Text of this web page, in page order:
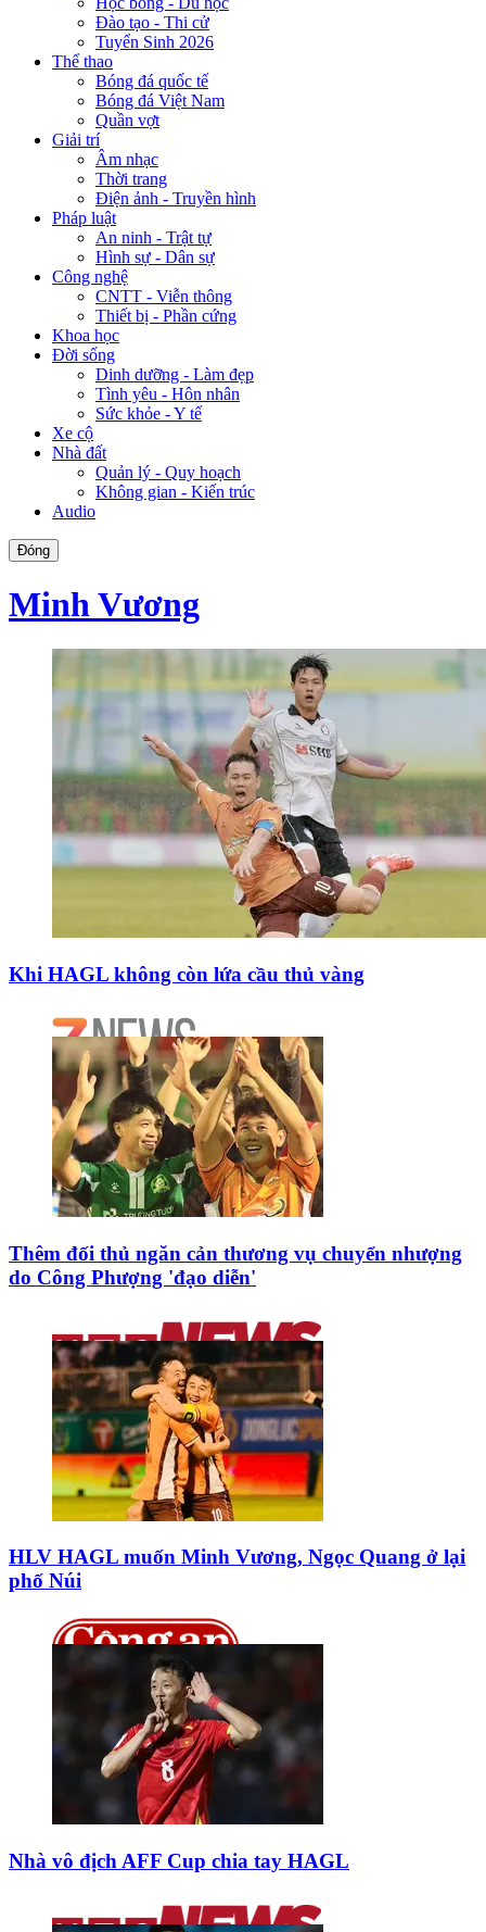
Đào tạo - Thi cử
Tuyển Sinh 2026
Thể thao
Bóng đá quốc tế
Bóng đá Việt Nam
Quần vợt
Giải trí
Âm nhạc
Thời trang
Điện ảnh - Truyền hình
Pháp luật
An ninh - Trật tự
Hình sự - Dân sự
Công nghệ
CNTT - Viễn thông
Thiết bị - Phần cứng
Khoa học
Đời sống
Dinh dưỡng - Làm đẹp
Tình yêu - Hôn nhân
Sức khỏe - Y tế
Xe cộ
Nhà đất
Quản lý - Quy hoạch
Không gian - Kiến trúc
Audio
Đóng
Minh Vương
Khi HAGL không còn lứa cầu thủ vàng
Thêm đối thủ ngăn cản thương vụ chuyển nhượng
do Công Phượng 'đạo diễn'
HLV HAGL muốn Minh Vương, Ngọc Quang ở lại
phố Núi
Nhà vô địch AFF Cup chia tay HAGL